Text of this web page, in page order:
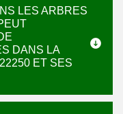
LES ARBRES
DANS LA
ET SES